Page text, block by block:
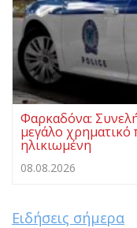
Φαρκαδόνα:
μεγάλο
ηλικιωμένη
08.08.2026
Ειδήσεις σήμερα